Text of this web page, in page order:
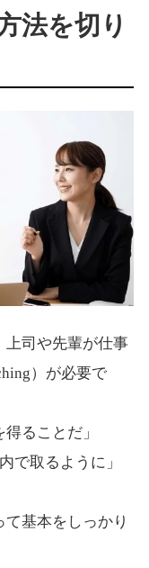
法を切り
上司や先輩が仕事
）が必要で
ることだ」
で取るように」
基本をしっかり